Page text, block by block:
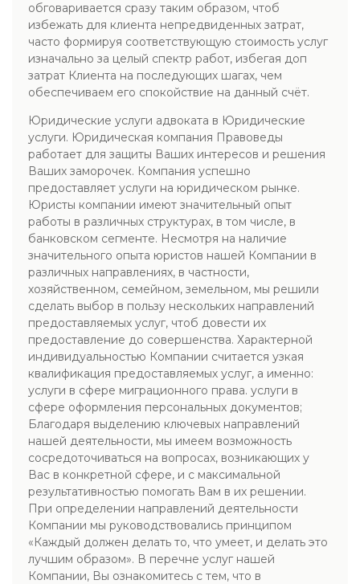
обговаривается сразу таким образом, чтоб
избежать для клиента непредвиденных затрат,
часто формируя соответствующую стоимость услуг
изначально за целый спектр работ, избегая доп
затрат Клиента на последующих шагах, чем
обеспечиваем его спокойствие на данный счёт.
Юридические услуги адвоката в Юридические
услуги. Юридическая компания Правоведы
работает для защиты Ваших интересов и решения
Ваших заморочек. Компания успешно
предоставляет услуги на юридическом рынке.
Юристы компании имеют значительный опыт
работы в различных структурах, в том числе, в
банковском сегменте. Несмотря на наличие
значительного опыта юристов нашей Компании в
различных направлениях, в частности,
хозяйственном, семейном, земельном, мы решили
сделать выбор в пользу нескольких направлений
предоставляемых услуг, чтоб довести их
предоставление до совершенства. Характерной
индивидуальностью Компании считается узкая
квалификация предоставляемых услуг, а именно:
услуги в сфере миграционного права. услуги в
сфере оформления персональных документов;
Благодаря выделению ключевых направлений
нашей деятельности, мы имеем возможность
сосредоточиваться на вопросах, возникающих у
Вас в конкретной сфере, и с максимальной
результативностью помогать Вам в их решении.
При определении направлений деятельности
Компании мы руководствовались принципом
«Каждый должен делать то, что умеет, и делать это
лучшим образом». В перечне услуг нашей
Компании, Вы ознакомитесь с тем, что в